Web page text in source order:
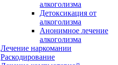
алкоголизма
Детоксикация от
алкоголизма
Анонимное лечение
алкоголизма
Лечение наркомании
Раскодирование